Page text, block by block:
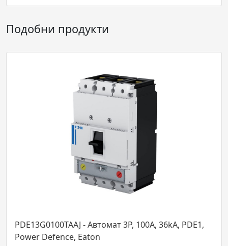
Подобни продукти
- Автомат 3P, 100А, 36kA, PDE1,
Eaton